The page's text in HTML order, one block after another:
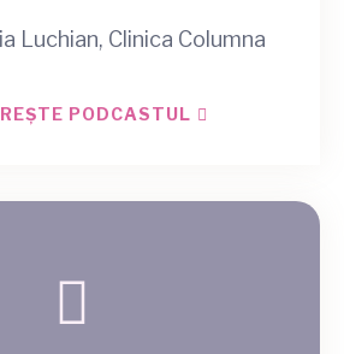
Luchian, Clinica Columna
PODCASTUL